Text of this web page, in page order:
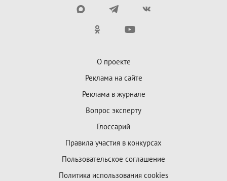
О проекте
Реклама на сайте
Реклама в журнале
Вопрос эксперту
Глоссарий
Правила участия в конкурсах
Пользовательское соглашение
Политика использования cookies